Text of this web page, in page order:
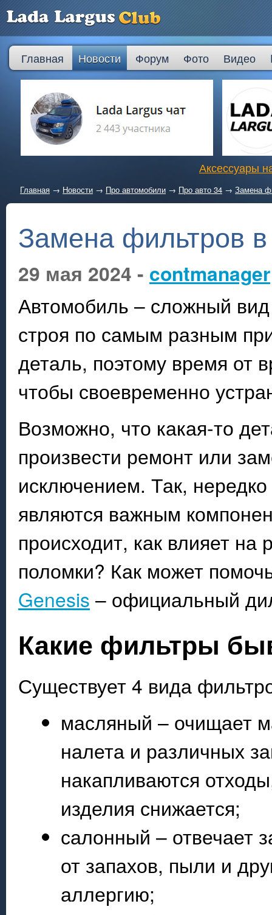
Главная Новости Форум Фото Видео
Аксессуары
Главная → Новости → Про автомобили → Про авто 34 → Замена
Замена фильтров
29 мая 2024 - contmanager
Автомобиль – сложный
строя по самым разным
деталь, поэтому время от
чтобы своевременно
Возможно, что какая-то
произвести ремонт или
исключением. Так,
являются важным
происходит, как влияет
поломки? Как может
Genesis – официальный
Какие фильтры
Существует 4 вида
масляный – очищает
налета и различных
накапливаются
изделия снижается;
салонный – отвечает
от запахов, пыли и
аллергию;